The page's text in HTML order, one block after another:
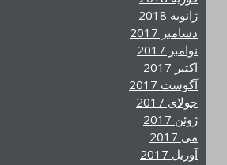
ژانویه 2018
دسامبر 2017
نوامبر 2017
اکتبر 2017
آگوست 2017
جولای 2017
ژوئن 2017
می 2017
آوریل 2017